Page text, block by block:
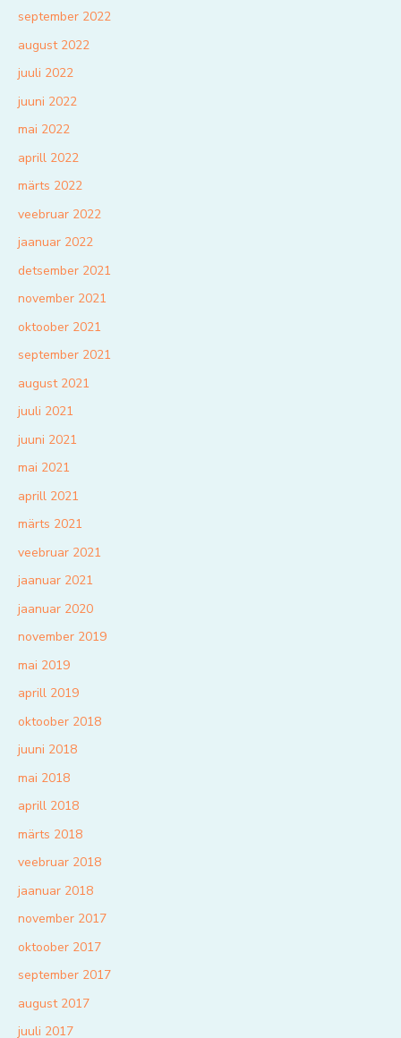
september 2022
august 2022
juuli 2022
juuni 2022
mai 2022
aprill 2022
märts 2022
veebruar 2022
jaanuar 2022
detsember 2021
november 2021
oktoober 2021
september 2021
august 2021
juuli 2021
juuni 2021
mai 2021
aprill 2021
märts 2021
veebruar 2021
jaanuar 2021
jaanuar 2020
november 2019
mai 2019
aprill 2019
oktoober 2018
juuni 2018
mai 2018
aprill 2018
märts 2018
veebruar 2018
jaanuar 2018
november 2017
oktoober 2017
september 2017
august 2017
juuli 2017